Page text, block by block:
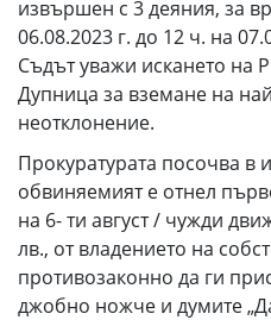
извършен с 3 деяния, за
06.08.2023 г. до 12 ч. на
Съдът уважи искането на
Дупница за вземане на
неотклонение.
Прокуратурата посочва в
обвиняемият е отнел
на 6- ти август / чужди
лв., от владението на
противозаконно да ги
джобно ножче и думите